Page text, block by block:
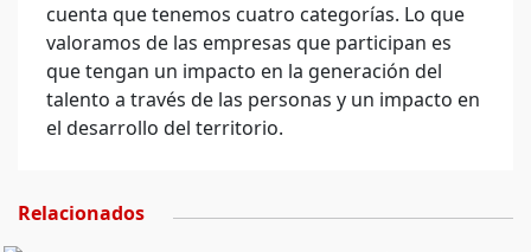
cuenta que tenemos cuatro categorías. Lo que
valoramos de las empresas que participan es
que tengan un impacto en la generación del
talento a través de las personas y un impacto en
el desarrollo del territorio.
Relacionados